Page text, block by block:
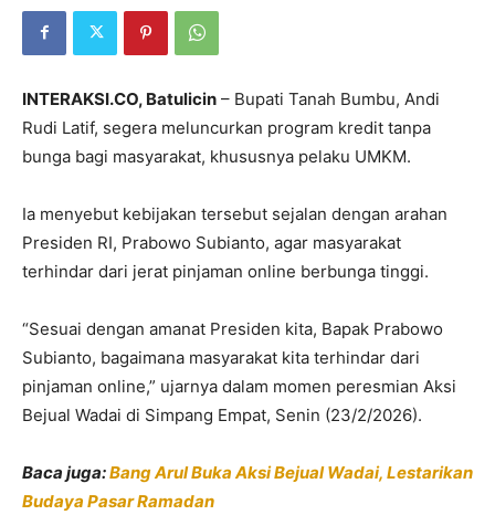
INTERAKSI.CO, Batulicin – Bupati Tanah Bumbu, Andi
Rudi Latif, segera meluncurkan program kredit tanpa
bunga bagi masyarakat, khususnya pelaku UMKM.
Ia menyebut kebijakan tersebut sejalan dengan arahan
Presiden RI, Prabowo Subianto, agar masyarakat
terhindar dari jerat pinjaman online berbunga tinggi.
“Sesuai dengan amanat Presiden kita, Bapak Prabowo
Subianto, bagaimana masyarakat kita terhindar dari
pinjaman online,” ujarnya dalam momen peresmian Aksi
Bejual Wadai di Simpang Empat, Senin (23/2/2026).
Baca juga:Bang Arul Buka Aksi Bejual Wadai, Lestarikan
Budaya Pasar Ramadan